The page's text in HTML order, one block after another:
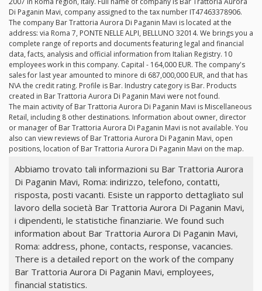
Di Paganin Mavi, company assigned to the tax number IT47463378906.
The company Bar Trattoria Aurora Di Paganin Mavi is located at the
address: via Roma 7, PONTE NELLE ALPI, BELLUNO 32014. We brings you a
complete range of reports and documents featuring legal and financial
data, facts, analysis and official information from Italian Registry. 10
employees work in this company. Capital - 164,000 EUR. The company's
sales for last year amounted to minore di 687,000,000 EUR, and that has
N\A the credit rating. Profile is Bar. Industry category is Bar. Products
created in Bar Trattoria Aurora Di Paganin Mavi were not found.
The main activity of Bar Trattoria Aurora Di Paganin Mavi is Miscellaneous
Retail, including 8 other destinations. Information about owner, director
or manager of Bar Trattoria Aurora Di Paganin Mavi is not available. You
also can view reviews of Bar Trattoria Aurora Di Paganin Mavi, open
positions, location of Bar Trattoria Aurora Di Paganin Mavi on the map.
Abbiamo trovato tali informazioni su Bar Trattoria Aurora
Di Paganin Mavi, Roma: indirizzo, telefono, contatti,
risposta, posti vacanti. Esiste un rapporto dettagliato sul
lavoro della società Bar Trattoria Aurora Di Paganin Mavi,
i dipendenti, le statistiche finanziarie. We found such
information about Bar Trattoria Aurora Di Paganin Mavi,
Roma: address, phone, contacts, response, vacancies.
There is a detailed report on the work of the company
Bar Trattoria Aurora Di Paganin Mavi, employees,
financial statistics.